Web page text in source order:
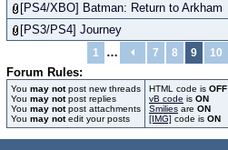
[PS4/XBO] Batman: Return to Arkham
[PS3/PS4] Journey
1 … 7 8 9 10
Forum Rules:
You may notpost new threads
You may notpost replies
You may notpost attachments
You may notedit your posts
HTML code is OFF
vB code is ON
Smilies are ON
[IMG] code is ON